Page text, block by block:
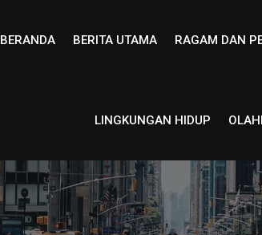
BERANDA BERITA UTAMA RAGAM DAN
LINGKUNGAN HIDUP